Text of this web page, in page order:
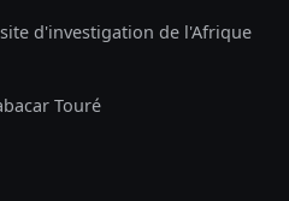
d'investigation de l'Afrique
Touré